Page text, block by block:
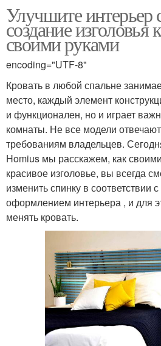
Улучшите интерьер
создание изголовья
своими руками
encoding="UTF-8"
Кровать в любой спальне
место, каждый элемент
и функционален, но и играет
комнаты. Не все модели
требованиям владельцев.
Homius мы расскажем, как
красивое изголовье, вы всегда
изменить спинку в
оформлением интерьера , и для
менять кровать.